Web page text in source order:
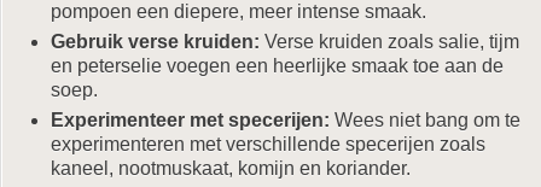
pompoen een diepere, meer intense smaak.
Gebruik verse kruiden: Verse kruiden zoals salie, tijm
en peterselie voegen een heerlijke smaak toe aan de
soep.
Experimenteer met specerijen: Wees niet bang om te
experimenteren met verschillende specerijen zoals
kaneel, nootmuskaat, komijn en koriander.